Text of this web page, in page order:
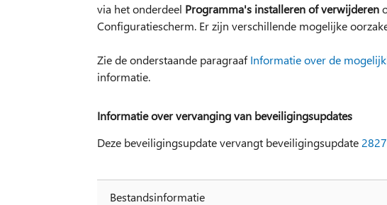
via het onderdeel Programma's installeren of verwijderen
Configuratiescherm. Er zijn verschillende mogelijke
Zie de onderstaande paragraafInformatie over de
informatie.
Informatie over vervanging van beveiligingsupdates
Deze beveiligingsupdate vervangt beveiligingsupdate
Bestandsinformatie